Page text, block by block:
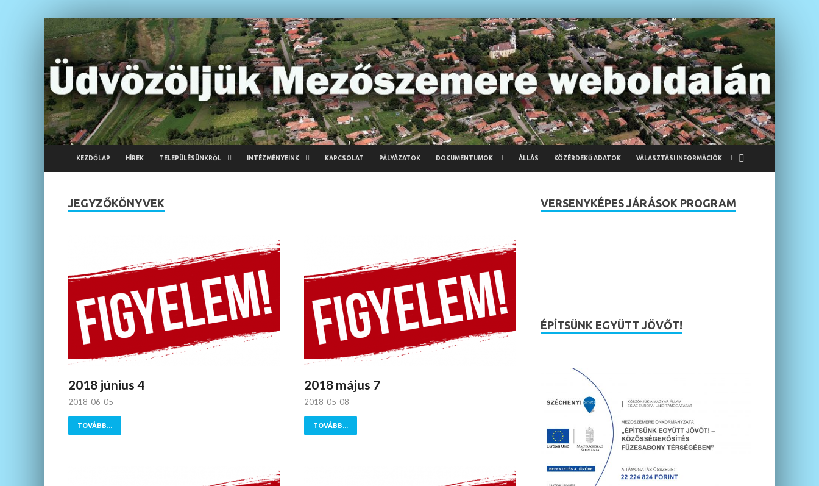
KEZDŐLAP HÍREK TELEPÜLÉSÜNKRŐL INTÉZMÉNYEINK KAPCSOLAT PÁLYÁZATOK DOKUMENTUMOK ÁLLÁS KÖZÉRDEKŰ ADATOK VÁLASZTÁSI INFORMÁCIÓK
JEGYZŐKÖNYVEK
2018 június 4
2018-06-05
TOVÁBB...
2018 május 7
2018-05-08
TOVÁBB...
VERSENYKÉPES JÁRÁSOK PROGRAM
ÉPÍTSÜNK EGYÜTT JÖVŐT!